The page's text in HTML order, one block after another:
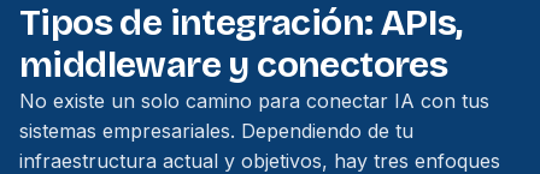
Tipos de integración: APIs,
middleware y conectores
No existe un solo camino para conectar IA con tus
sistemas empresariales. Dependiendo de tu
infraestructura actual y objetivos, hay tres enfoques